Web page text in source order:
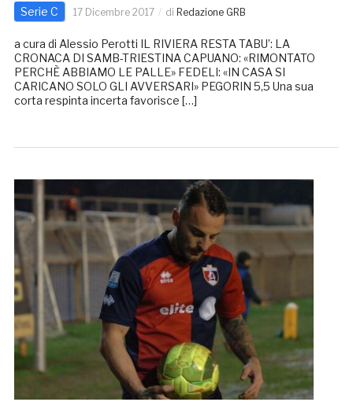
Serie C 17 Dicembre 2017 di Redazione GRB
a cura di Alessio Perotti IL RIVIERA RESTA TABU’: LA
CRONACA DI SAMB-TRIESTINA CAPUANO: «RIMONTATO
PERCHÈ ABBIAMO LE PALLE» FEDELI: «IN CASA SI
CARICANO SOLO GLI AVVERSARI» PEGORIN 5,5 Una sua
corta respinta incerta favorisce […]